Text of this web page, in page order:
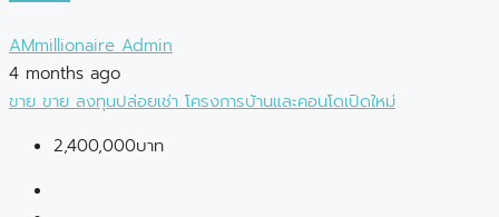
AMmillionaire Admin
4 months ago
ขาย ขาย ลงทุนปล่อยเช่า โครงการบ้านและคอนโดเปิดใหม่
2,400,000บาท